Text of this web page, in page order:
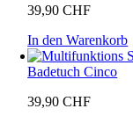
39,90CHF
In den Warenkorb
Badetuch Cinco
39,90CHF